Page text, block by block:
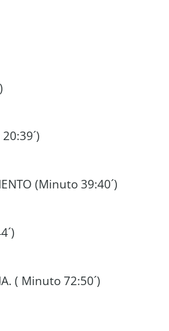
(Minuto 39:40´)
( Minuto 72:50´)